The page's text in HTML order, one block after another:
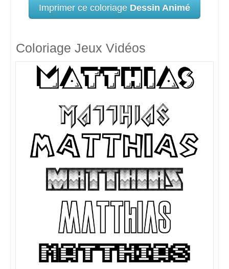
Imprimer ce coloriage Dessin Animé
Coloriage Jeux Vidéos